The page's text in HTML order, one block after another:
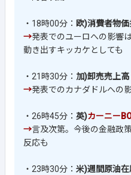
・18時00分： 欧)消費者物価
→発表でのユーロへの影響
動き出すキッカケとしても
・21時30分： 加)卸売売上高
→発表でのカナダドルへの
・26時45分： 英)カーニー
→言及次第。今後の金融政
反応も
・23時30分： 米)週間原油在